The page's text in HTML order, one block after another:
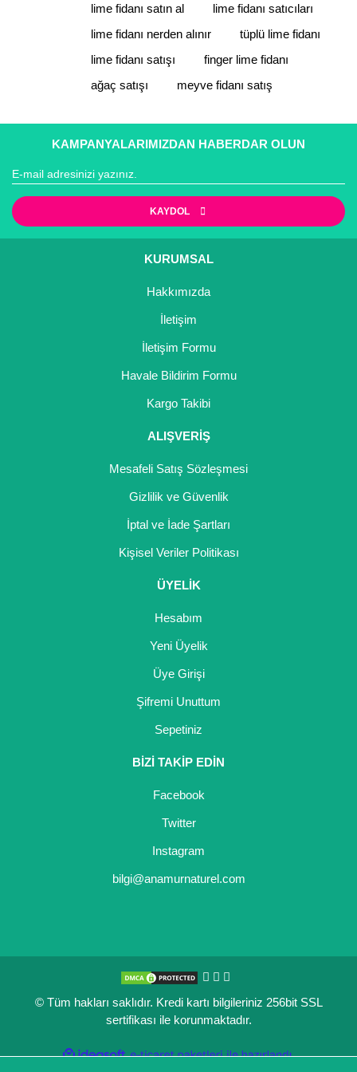
Ürün resmi kalitesiz, bozuk veya görüntülenemiyor.
Ürün açıklamasında eksik bilgiler bulunuyor.
Ürün bilgilerinde hatalar bulunuyor.
lime fidanı satın al
lime fidanı satıcıları
lime fidanı nerden alınır
tüplü lime fidanı
lime fidanı satışı
finger lime fidanı
ağaç satışı
meyve fidanı satış
KAMPANYALARIMIZDAN HABERDAR OLUN
KAYDOL
KURUMSAL
Hakkımızda
İletişim
İletişim Formu
Havale Bildirim Formu
Kargo Takibi
ALIŞVERİŞ
Mesafeli Satış Sözleşmesi
Gizlilik ve Güvenlik
İptal ve İade Şartları
Kişisel Veriler Politikası
ÜYELİK
Hesabım
Yeni Üyelik
Üye Girişi
Şifremi Unuttum
Sepetiniz
BİZİ TAKİP EDİN
Facebook
Twitter
Instagram
bilgi@anamurnaturel.com
© Tüm hakları saklıdır. Kredi kartı bilgileriniz 256bit SSL
sertifikası ile korunmaktadır.
ideasoft
e-
ile